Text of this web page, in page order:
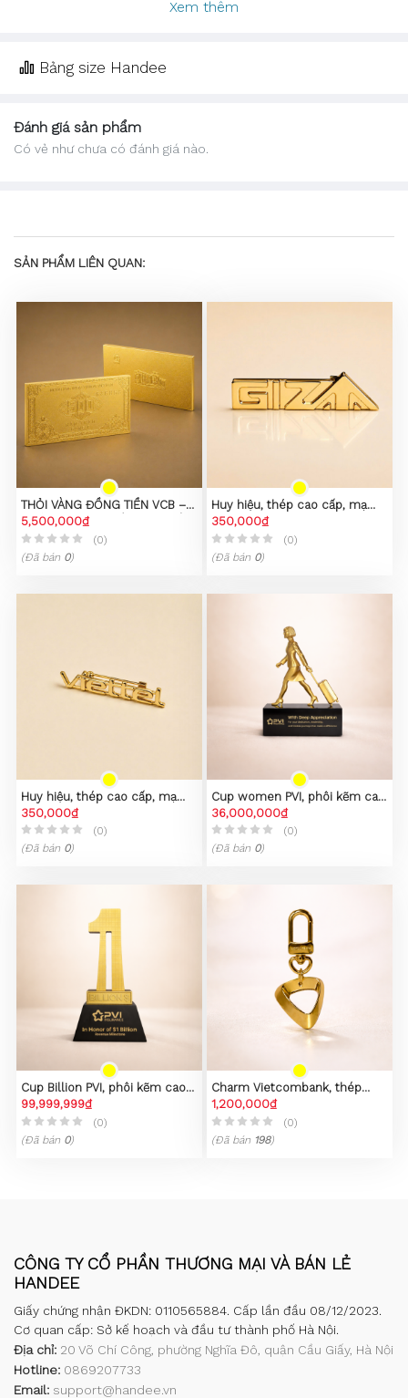
Xem thêm
Bảng size Handee
Đánh giá sản phẩm
Có vẻ như chưa có đánh giá nào.
SẢN PHẨM LIÊN QUAN:
THỎI VÀNG ĐỒNG TIỀN VCB –
PHIÊN BẢN SƯU TẦM CAO CẤP
5,500,000₫
(0)
(Đã bán 0)
Huy hiệu, thép cao cấp, mạ
PVD vàng 23K
350,000₫
(0)
(Đã bán 0)
Huy hiệu, thép cao cấp, mạ
PVD vàng 23K
350,000₫
(0)
(Đã bán 0)
Cup women PVI, phôi kẽm cao
cấp
36,000,000₫
(0)
(Đã bán 0)
Cup Billion PVI, phôi kẽm cao
cấp
99,999,999₫
(0)
(Đã bán 0)
Charm Vietcombank, thép
không gỉ 316L, mạ vàng 23k
1,200,000₫
(0)
(Đã bán 198)
CÔNG TY CỔ PHẦN THƯƠNG MẠI VÀ BÁN LẺ
HANDEE
Giấy chứng nhận ĐKDN: 0110565884. Cấp lần đầu 08/12/2023.
Cơ quan cấp: Sở kế hoạch và đầu tư thành phố Hà Nội.
Địa chỉ: 20 Võ Chí Công, phường Nghĩa Đô, quận Cầu Giấy, Hà Nội
Hotline: 0869207733
Email: support@handee.vn